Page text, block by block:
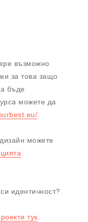
възможно
за това защо
бъде
можете да
можете
идентичност?
тук